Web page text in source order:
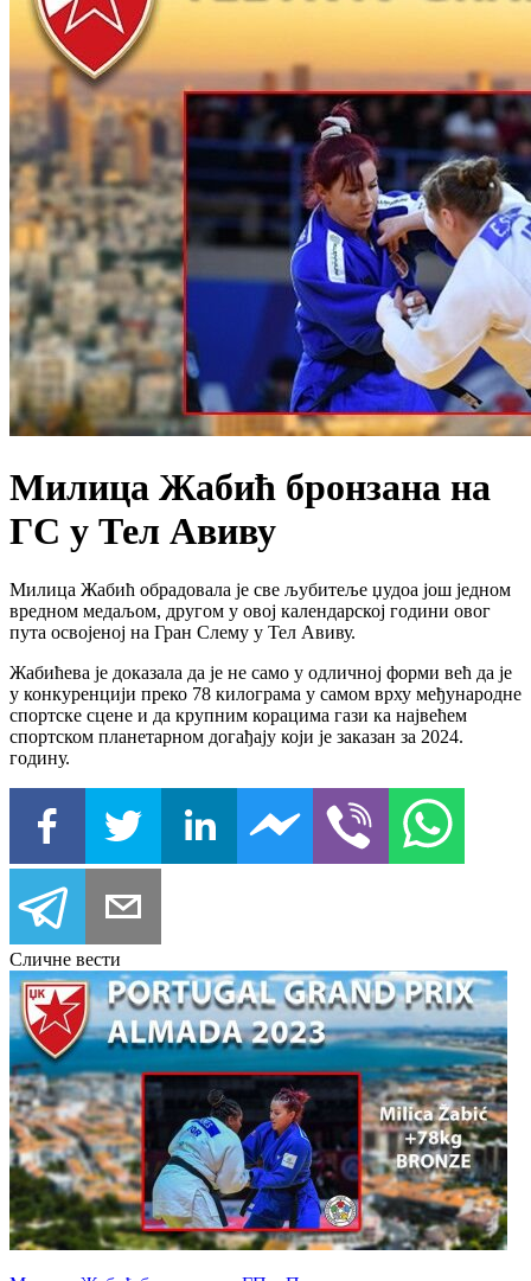
Милица Жабић бронзана на
ГС у Тел Авиву
Милица Жабић обрадовала је све љубитеље џудоа још једном
вредном медаљом, другом у овој календарској години овог
пута освојеној на Гран Слему у Тел Авиву.
Жабићева је доказала да је не само у одличној форми већ да је
у конкуренцији преко 78 килограма у самом врху међународне
спортске сцене и да крупним корацима гази ка највећем
спортском планетарном догађају који је заказан за 2024.
годину.
Сличне вести